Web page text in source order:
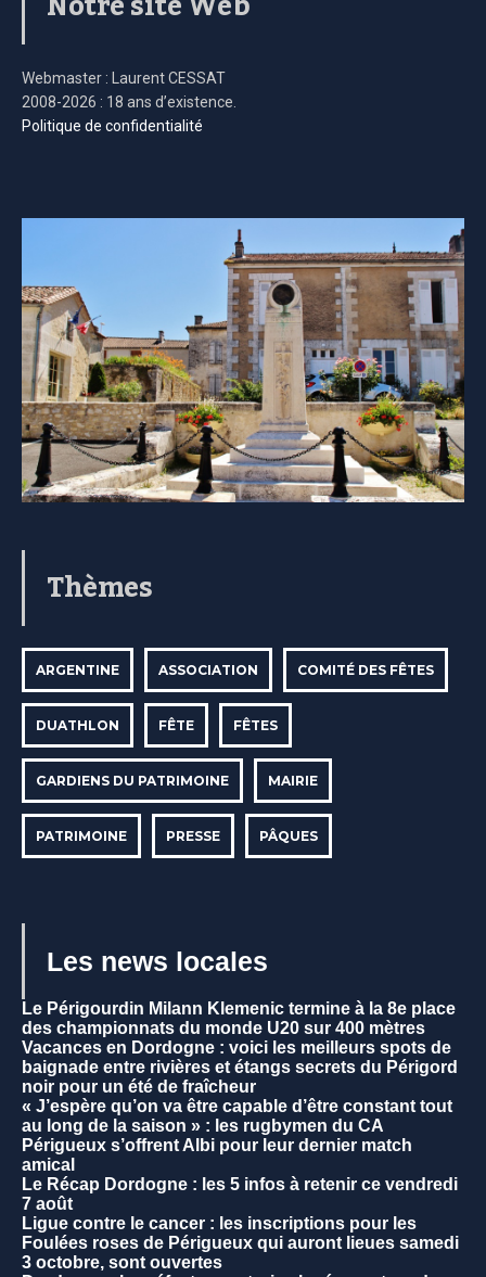
Webmaster : Laurent CESSAT
2008-2026 : 18 ans d’existence.
Politique de confidentialité
Thèmes
ARGENTINE ASSOCIATION COMITÉ DES FÊTES
DUATHLON FÊTE FÊTES
GARDIENS DU PATRIMOINE MAIRIE
PATRIMOINE PRESSE PÂQUES
Les news locales
Le Périgourdin Milann Klemenic termine à la 8e place
des championnats du monde U20 sur 400 mètres
Vacances en Dordogne : voici les meilleurs spots de
baignade entre rivières et étangs secrets du Périgord
noir pour un été de fraîcheur
« J’espère qu’on va être capable d’être constant tout
au long de la saison » : les rugbymen du CA
Périgueux s’offrent Albi pour leur dernier match
amical
Le Récap Dordogne : les 5 infos à retenir ce vendredi
7 août
Ligue contre le cancer : les inscriptions pour les
Foulées roses de Périgueux qui auront lieues samedi
3 octobre, sont ouvertes